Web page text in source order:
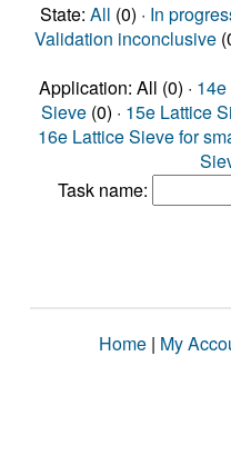
State: All (0) · In
Validation inconclusive
Application: All (0) ·
Sieve (0) · 15e Lattice
16e Lattice Sieve for
Task name:
Home | My